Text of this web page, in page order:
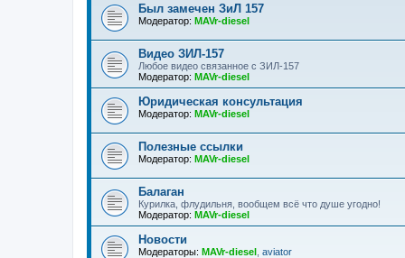
Был замечен ЗиЛ 157
Модератор: MAVr-diesel
Видео ЗИЛ-157
Любое видео связанное с ЗИЛ-157
Модератор: MAVr-diesel
Юридическая консультация
Модератор: MAVr-diesel
Полезные ссылки
Модератор: MAVr-diesel
Балаган
Курилка, флудильня, вообщем всё что душе угодно!
Модератор: MAVr-diesel
Новости
Модераторы: MAVr-diesel aviator